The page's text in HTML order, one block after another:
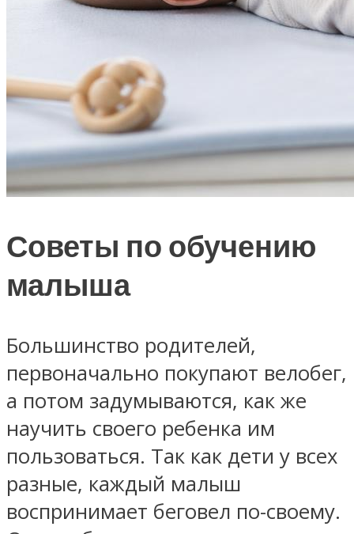
Советы по обучению
малыша
Большинство родителей,
первоначально покупают велобег,
а потом задумываются, как же
научить своего ребенка им
пользоваться. Так как дети у всех
разные, каждый малыш
воспринимает беговел по-своему.